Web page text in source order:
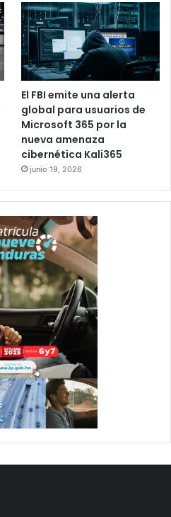
El FBI emite una alerta
global para usuarios de
Microsoft 365 por la
nueva amenaza
cibernética Kali365
junio 19, 2026